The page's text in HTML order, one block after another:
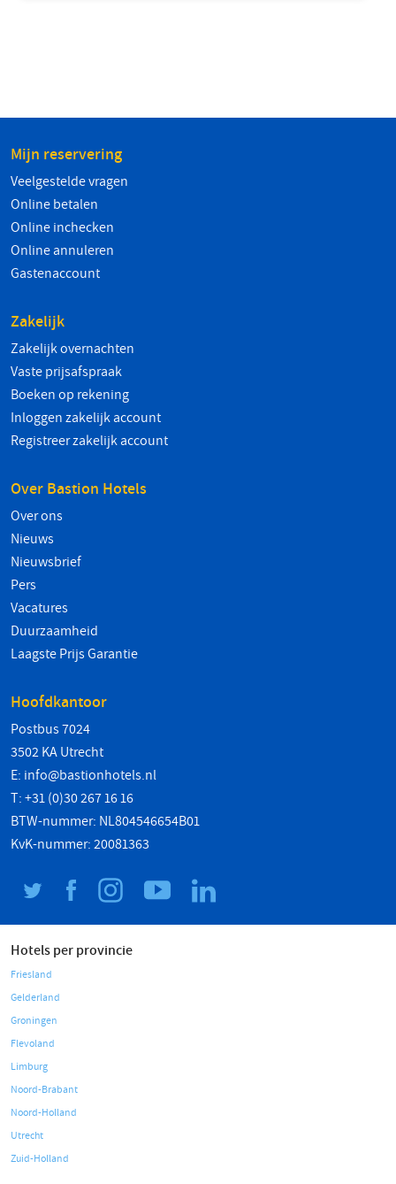
Mijn reservering
Veelgestelde vragen
Online betalen
Online inchecken
Online annuleren
Gastenaccount
Zakelijk
Zakelijk overnachten
Vaste prijsafspraak
Boeken op rekening
Inloggen zakelijk account
Registreer zakelijk account
Over Bastion Hotels
Over ons
Nieuws
Nieuwsbrief
Pers
Vacatures
Duurzaamheid
Laagste Prijs Garantie
Hoofdkantoor
Postbus 7024
3502 KA Utrecht
E: info@bastionhotels.nl
T: +31 (0)30 267 16 16
BTW-nummer: NL804546654B01
KvK-nummer: 20081363
Hotels per provincie
Friesland
Gelderland
Groningen
Flevoland
Limburg
Noord-Brabant
Noord-Holland
Utrecht
Zuid-Holland